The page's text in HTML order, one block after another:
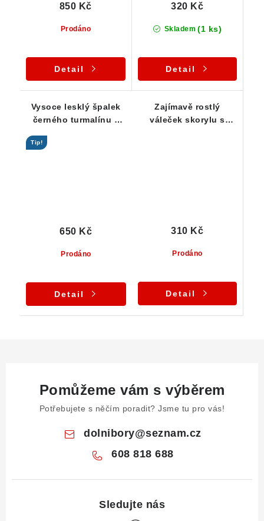
Prodáno
850 Kč
Detail
Skladem (1 ks)
320 Kč
Detail
Vysoce lesklý špalek
černého turmalínu s
Tip!
Prodáno
650 Kč
Detail
Zajímavě rostlý
váleček skorylu s
Prodáno
310 Kč
Detail
Pomůžeme vám s výběrem
Potřebujete s něčím poradit? Jsme tu pro vás!
dolnibory@seznam.cz
608 818 688